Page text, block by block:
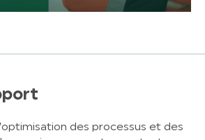
des processus et des